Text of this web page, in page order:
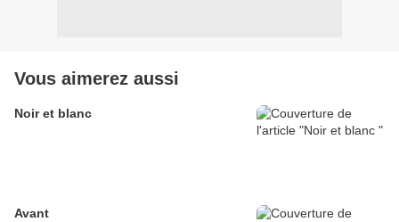
Vous aimerez aussi
Noir et blanc
Avant